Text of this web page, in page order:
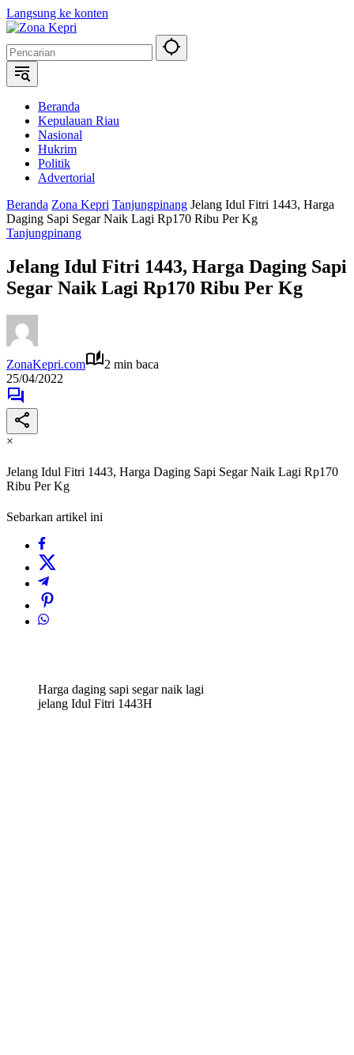
Langsung ke konten
Beranda
Kepulauan Riau
Nasional
Hukrim
Politik
Advertorial
Beranda Zona Kepri Tanjungpinang Jelang Idul Fitri 1443, Harga
Daging Sapi Segar Naik Lagi Rp170 Ribu Per Kg
Tanjungpinang
Jelang Idul Fitri 1443, Harga Daging Sapi
Segar Naik Lagi Rp170 Ribu Per Kg
ZonaKepri.com
2 min baca
25/04/2022
×
Jelang Idul Fitri 1443, Harga Daging Sapi Segar Naik Lagi Rp170
Ribu Per Kg
Sebarkan artikel ini
Harga daging sapi segar naik lagi
jelang Idul Fitri 1443H